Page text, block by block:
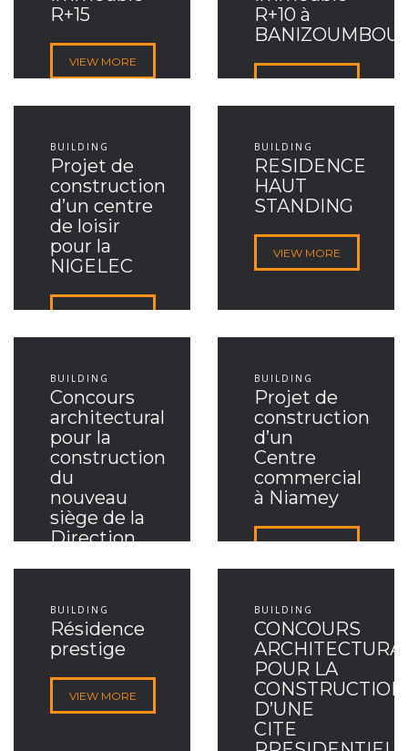
R+15
VIEW MORE
R+10 à
BANIZOUMBOU
VIEW MORE
BUILDING
Projet de
construction
d’un centre
de loisir
pour la
NIGELEC
VIEW MORE
BUILDING
RESIDENCE
HAUT
STANDING
VIEW MORE
BUILDING
Concours
architectural
pour la
construction
du
nouveau
siège de la
Direction
Territoire
(DST)
BUILDING
Projet de
construction
d’un
Centre
commercial
à Niamey
VIEW MORE
BUILDING
Résidence
prestige
VIEW MORE
BUILDING
CONCOURS
POUR LA
CONSTRUCTION
D’UNE
CITE